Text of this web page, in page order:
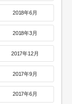
2018年6月
2018年3月
2017年12月
2017年9月
2017年6月